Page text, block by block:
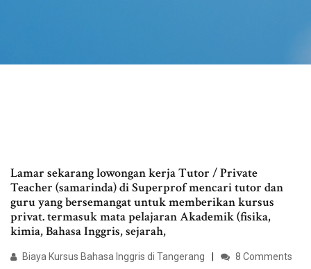
Lamar sekarang lowongan kerja Tutor / Private
Teacher (samarinda) di Superprof mencari tutor dan
guru yang bersemangat untuk memberikan kursus
privat. termasuk mata pelajaran Akademik (fisika,
kimia, Bahasa Inggris, sejarah,
Biaya Kursus Bahasa Inggris di Tangerang 8 Comments